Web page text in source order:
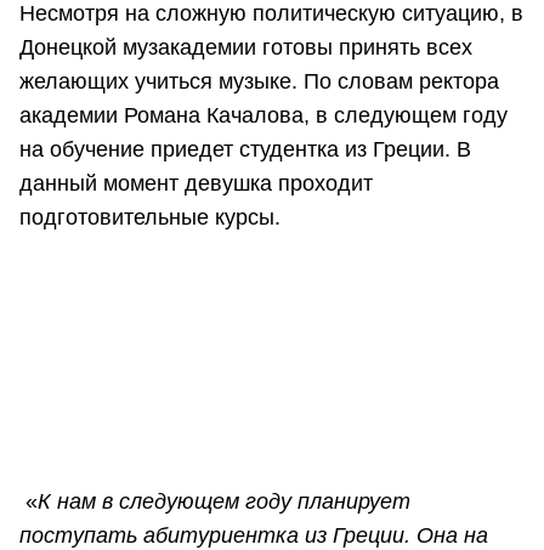
Несмотря на сложную политическую ситуацию, в
Донецкой музакадемии готовы принять всех
желающих учиться музыке. По словам ректора
академии Романа Качалова, в следующем году
на обучение приедет студентка из Греции. В
данный момент девушка проходит
подготовительные курсы.
«К нам в следующем году планирует
поступать абитуриентка из Греции. Она на